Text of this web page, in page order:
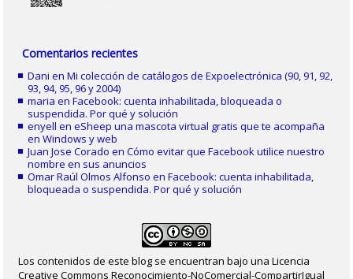
Comentarios recientes
Dani enMi colección de catálogos de Expoelectrónica (90, 91, 92,
93, 94, 95, 96 y 2004)
maria enFacebook: cuenta inhabilitada, bloqueada o
suspendida. Por qué y solución
enyell eneSheep una mascota virtual gratis que te acompaña
en Windows y web
Juan Jose Corado enCómo evitar que Facebook utilice nuestro
nombre en sus anuncios
Omar Raúl Olmos Alfonso enFacebook: cuenta inhabilitada,
bloqueada o suspendida. Por qué y solución
Los contenidos de este blog se encuentran bajo una Licencia
Creative Commons Reconocimiento-NoComercial-CompartirIgual